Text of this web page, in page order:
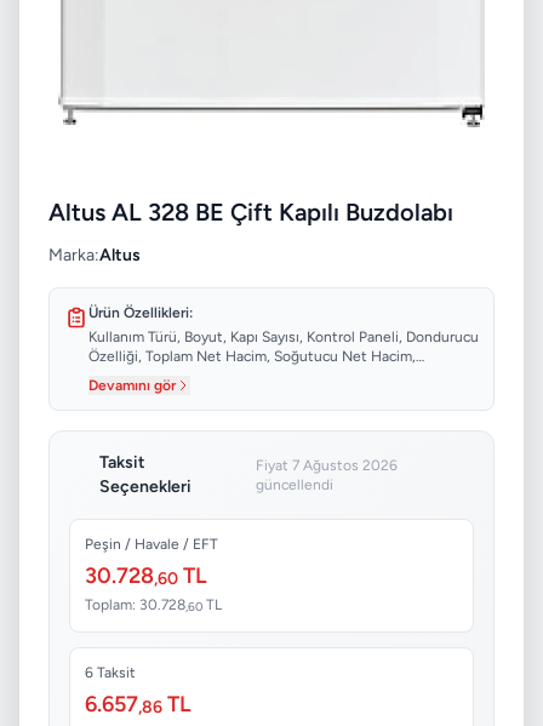
Altus AL 328 BE Çift Kapılı Buzdolabı
Marka:Altus
Ürün Özellikleri:
Kullanım Türü, Boyut, Kapı Sayısı, Kontrol Paneli, Dondurucu
Özelliği, Toplam Net Hacim, Soğutucu Net Hacim,
Dondurucu Net Hacim...
Devamını gör
Taksit
Seçenekleri
Fiyat 7 Ağustos 2026
güncellendi
Peşin / Havale / EFT
30.728,60 TL
Toplam: 30.728,60 TL
6 Taksit
6.657,86 TL